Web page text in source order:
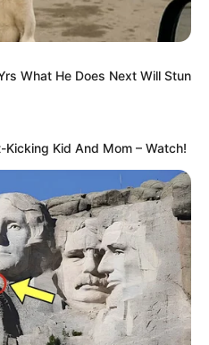
meg a 38,8 millió forintos
derültek ki
érkeztek: újra
Péter: már nincs
Nagy Mártont –
jó hírt jelentett be!
What He Does Next Will Stun
Kid And Mom – Watch!